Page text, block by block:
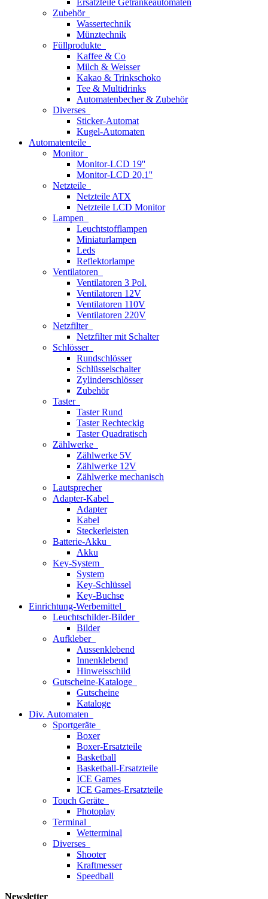
Zubehör
Wassertechnik
Münztechnik
Füllprodukte
Kaffee & Co
Milch & Weisser
Kakao & Trinkschoko
Tee & Multidrinks
Automatenbecher & Zubehör
Diverses
Sticker-Automat
Kugel-Automaten
Automatenteile
Monitor
Monitor-LCD 19''
Monitor-LCD 20,1''
Netzteile
Netzteile ATX
Netzteile LCD Monitor
Lampen
Leuchtstofflampen
Miniaturlampen
Leds
Reflektorlampe
Ventilatoren
Ventilatoren 3 Pol.
Ventilatoren 12V
Ventilatoren 110V
Ventilatoren 220V
Netzfilter
Netzfilter mit Schalter
Schlösser
Rundschlösser
Schlüsselschalter
Zylinderschlösser
Zubehör
Taster
Taster Rund
Taster Rechteckig
Taster Quadratisch
Zählwerke
Zählwerke 5V
Zählwerke 12V
Zählwerke mechanisch
Lautsprecher
Adapter-Kabel
Adapter
Kabel
Steckerleisten
Batterie-Akku
Akku
Key-System
System
Key-Schlüssel
Key-Buchse
Einrichtung-Werbemittel
Leuchtschilder-Bilder
Bilder
Aufkleber
Aussenklebend
Innenklebend
Hinweisschild
Gutscheine-Kataloge
Gutscheine
Kataloge
Div. Automaten
Sportgeräte
Boxer
Boxer-Ersatzteile
Basketball
Basketball-Ersatzteile
ICE Games
ICE Games-Ersatzteile
Touch Geräte
Photoplay
Terminal
Wetterminal
Diverses
Shooter
Kraftmesser
Speedball
Newsletter